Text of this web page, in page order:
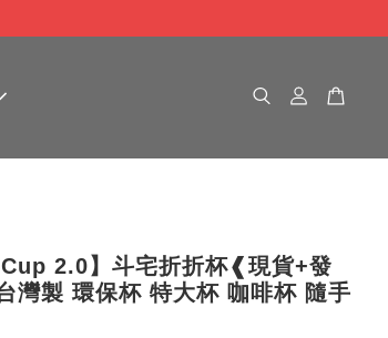
2.0】斗宅折折杯❰現貨+發
灣製 環保杯 特大杯 咖啡杯 隨手